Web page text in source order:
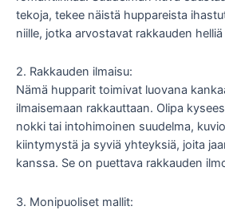
tekoja, tekee näistä huppareista
niille, jotka arvostavat rakkauden
2. Rakkauden ilmaisu:
Nämä hupparit toimivat luovana
ilmaisemaan rakkauttaan. Olipa
nokki tai intohimoinen suudelma,
kiintymystä ja syviä yhteyksiä, joita
kanssa. Se on puettava rakkauden
3. Monipuoliset mallit: